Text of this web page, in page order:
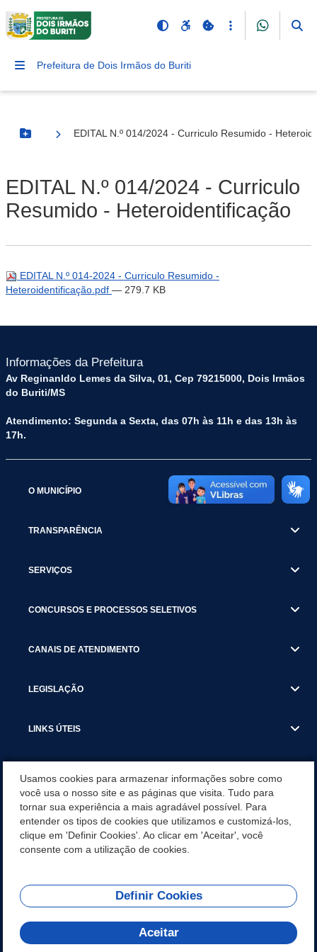
Prefeitura de Dois Irmãos do Buriti
Botão Menu
EDITAL N.º 014/2024 - Curriculo Resumido -
EDITAL N.º 014/2024 - Curriculo
Resumido - Heteroidentificação
EDITAL N.º 014-2024 - Curriculo Resumido -
Heteroidentificação.pdf — 279.7 KB
Informações da Prefeitura
Av Reginanldo Lemes da Silva, 01, Cep 79215000, Dois Irmãos
do Buriti/MS
Atendimento: Segunda a Sexta, das 07h às 11h e das 13h às
17h.
O MUNICÍPIO
TRANSPARÊNCIA
SERVIÇOS
CONCURSOS E PROCESSOS SELETIVOS
CANAIS DE ATENDIMENTO
LEGISLAÇÃO
LINKS ÚTEIS
NOTÍCIAS
DOWNLOADS
REDES SOCIAIS
Usamos cookies para armazenar informações sobre como
você usa o nosso site e as páginas que visita. Tudo para
tornar sua experiência a mais agradável possível. Para
entender os tipos de cookies que utilizamos e customizá-los,
clique em 'Definir Cookies'. Ao clicar em 'Aceitar', você
consente com a utilização de cookies.
Definir Cookies
Aceitar